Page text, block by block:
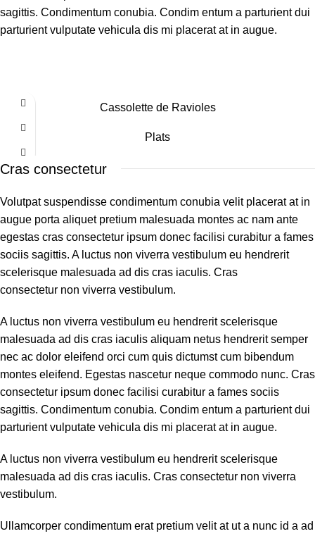
sagittis. Condimentum conubia. Condim entum a parturient dui
parturient vulputate vehicula dis mi placerat at in augue.
Cassolette de Ravioles
Plats
Cras consectetur
Volutpat suspendisse condimentum conubia velit placerat at in
augue porta aliquet pretium malesuada montes ac nam ante
egestas cras consectetur ipsum donec facilisi curabitur a fames
sociis sagittis. A luctus non viverra vestibulum eu hendrerit
scelerisque malesuada ad dis cras iaculis. Cras
consectetur non viverra vestibulum.
A luctus non viverra vestibulum eu hendrerit scelerisque
malesuada ad dis cras iaculis aliquam netus hendrerit semper
nec ac dolor eleifend orci cum quis dictumst cum bibendum
montes eleifend. Egestas nascetur neque commodo nunc. Cras
consectetur ipsum donec facilisi curabitur a fames sociis
sagittis. Condimentum conubia. Condim entum a parturient dui
parturient vulputate vehicula dis mi placerat at in augue.
A luctus non viverra vestibulum eu hendrerit scelerisque
malesuada ad dis cras iaculis. Cras consectetur non viverra
vestibulum.
Ullamcorper condimentum erat pretium velit at ut a nunc id a ad